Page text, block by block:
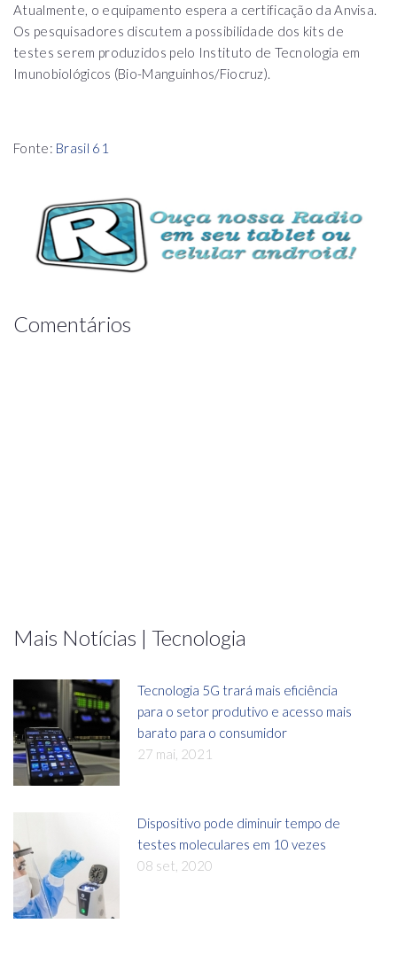
Atualmente, o equipamento espera a certificação da Anvisa.
Os pesquisadores discutem a possibilidade dos kits de
testes serem produzidos pelo Instituto de Tecnologia em
Imunobiológicos (Bio-Manguinhos/Fiocruz).
Fonte: Brasil 61
Comentários
Mais Notícias | Tecnologia
Tecnologia 5G trará mais eficiência
para o setor produtivo e acesso mais
barato para o consumidor
27 mai, 2021
Dispositivo pode diminuir tempo de
testes moleculares em 10 vezes
08 set, 2020